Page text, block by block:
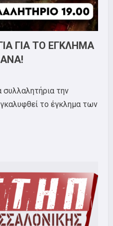
ΓΙΑ ΤΟ ΕΓΚΛΗΜΑ
συλλαλητήρια την
το έγκλημα των